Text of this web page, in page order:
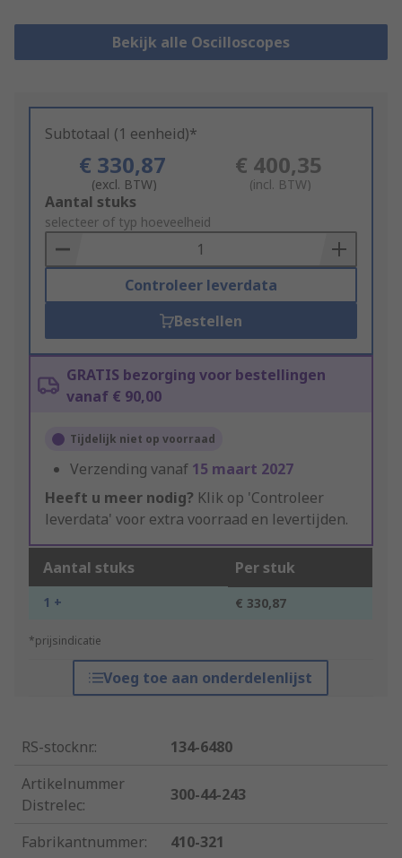
Bekijk alle Oscilloscopes
Subtotaal (1 eenheid)*
€ 330,87
(excl. BTW)
€ 400,35
(incl. BTW)
Add
to
Basket
Aantal stuks
selecteer of typ hoeveelheid
Controleer leverdata
Bestellen
GRATIS bezorging voor bestellingen
vanaf € 90,00
Tijdelijk niet op voorraad
Verzending vanaf 15 maart 2027
Heeft u meer nodig? Klik op 'Controleer
leverdata' voor extra voorraad en levertijden.
Aantal stuks Per stuk
1 + € 330,87
*prijsindicatie
Voeg toe aan onderdelenlijst
RS-stocknr.:
134-6480
Artikelnummer
Distrelec:
300-44-243
Fabrikantnummer:
410-321